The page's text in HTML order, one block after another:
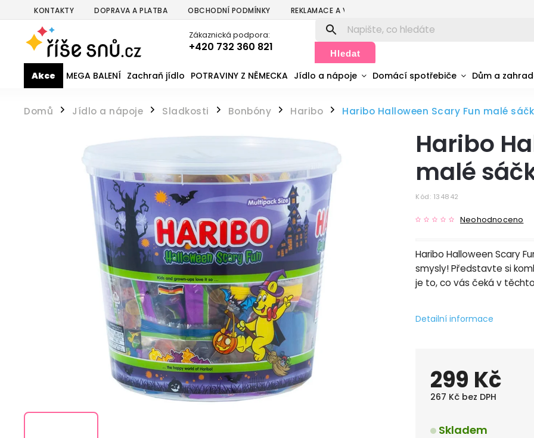
KONTAKTY DOPRAVA A PLATBA OBCHODNÍ PODMÍNKY REKLAMACE A VRÁCENÍ
Zákaznická podpora:
+420 732 360 821 Hledat
Akce MEGA BALENÍ Zachraň jídlo POTRAVINY Z NĚMECKA Jídlo a nápoje Domácí spotřebiče Dům a
Domů / Jídlo a nápoje / Sladkosti / Bonbóny / Haribo / Haribo Halloween Scary Fun malé
299 Kč
267 Kč bez DPH
Skladem
Haribo
malé
Kód: 134842
Neohodnoceno
Haribo Halloween Scary
smysly! Představte si
je to, co vás čeká v
Detailní informace